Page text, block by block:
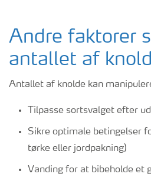
Andre faktorer
antallet af
Antallet af knolde kan
Tilpasse sortsvalget efter
Sikre optimale betingelser
tørke eller jordpakning)
Vanding for at bibeholde et